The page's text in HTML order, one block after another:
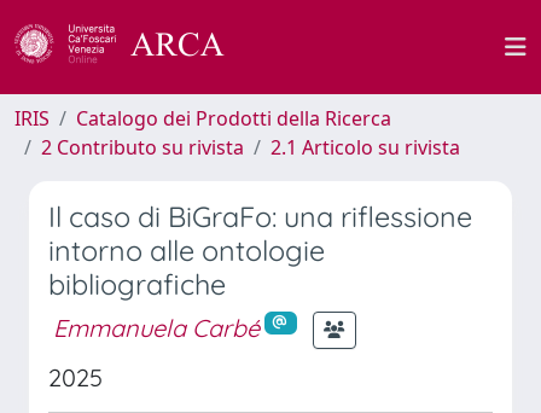
IRIS
Catalogo dei Prodotti della Ricerca
2 Contributo su rivista
2.1 Articolo su rivista
Il caso di BiGraFo: una riflessione
intorno alle ontologie
bibliografiche
Emmanuela Carbé
2025